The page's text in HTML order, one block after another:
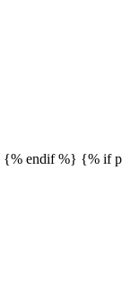
{% endif %} {% if